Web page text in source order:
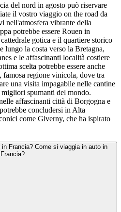
del nord in agosto può riservare
il vostro viaggio on the road da
nell'atmosfera vibrante della
potrebbe essere Rouen in
gotica e il quartiere storico
lungo la costa verso la Bretagna,
e le affascinanti località costiere
scelta potrebbe essere anche
famosa regione vinicola, dove tra
una visita impagabile nelle cantine
spumanti del mondo.
affascinanti città di Borgogna e
concludersi in Alta
come Giverny, che ha ispirato
Francia? Come si viaggia in auto in
Francia?